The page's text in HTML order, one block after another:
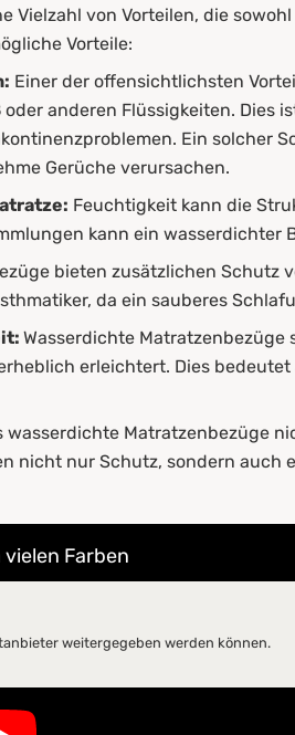
Vielzahl von Vorteilen, die
Vorteile:
Einer der offensichtlichsten
anderen Flüssigkeiten. Dies
Ein solcher
Gerüche verursachen.
Feuchtigkeit kann die
kann ein
bieten zusätzlichen Schutz
da ein sauberes
Wasserdichte
erleichtert. Dies
Matratzenbezüge
nicht nur Schutz, sondern auch
Farben
weitergegeben werden können.